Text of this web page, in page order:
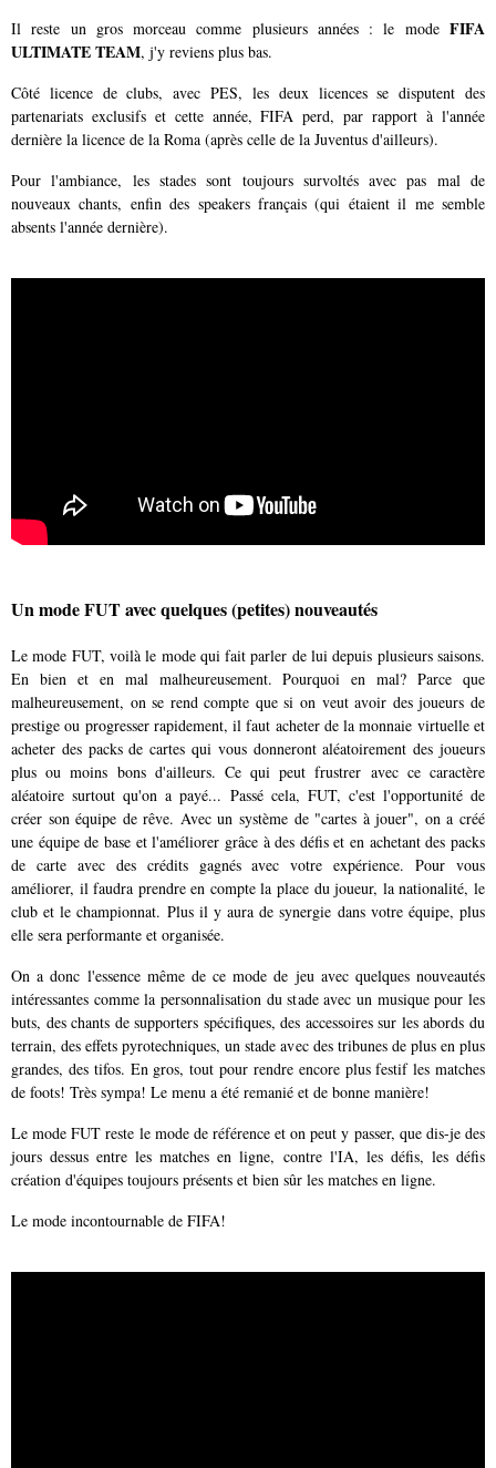
Il reste un gros morceau comme plusieurs années : le mode FIFA
ULTIMATE TEAM, j'y reviens plus bas.
Côté licence de clubs, avec PES, les deux licences se disputent des
partenariats exclusifs et cette année, FIFA perd, par rapport à l'année
dernière la licence de la Roma (après celle de la Juventus d'ailleurs).
Pour l'ambiance, les stades sont toujours survoltés avec pas mal de
nouveaux chants, enfin des speakers français (qui étaient il me semble
absents l'année dernière).
Un mode FUT avec quelques (petites) nouveautés
Le mode FUT, voilà le mode qui fait parler de lui depuis plusieurs saisons.
En bien et en mal malheureusement. Pourquoi en mal? Parce que
malheureusement, on se rend compte que si on veut avoir des joueurs de
prestige ou progresser rapidement, il faut acheter de la monnaie virtuelle et
acheter des packs de cartes qui vous donneront aléatoirement des joueurs
plus ou moins bons d'ailleurs. Ce qui peut frustrer avec ce caractère
aléatoire surtout qu'on a payé... Passé cela, FUT, c'est l'opportunité de
créer son équipe de rêve. Avec un système de "cartes à jouer", on a créé
une équipe de base et l'améliorer grâce à des défis et en achetant des packs
de carte avec des crédits gagnés avec votre expérience. Pour vous
améliorer, il faudra prendre en compte la place du joueur, la nationalité, le
club et le championnat. Plus il y aura de synergie dans votre équipe, plus
elle sera performante et organisée.
On a donc l'essence même de ce mode de jeu avec quelques nouveautés
intéressantes comme la personnalisation du stade avec un musique pour les
buts, des chants de supporters spécifiques, des accessoires sur les abords du
terrain, des effets pyrotechniques, un stade avec des tribunes de plus en plus
grandes, des tifos. En gros, tout pour rendre encore plus festif les matches
de foots! Très sympa! Le menu a été remanié et de bonne manière!
Le mode FUT reste le mode de référence et on peut y passer, que dis-je des
jours dessus entre les matches en ligne, contre l'IA, les défis, les défis
création d'équipes toujours présents et bien sûr les matches en ligne.
Le mode incontournable de FIFA!